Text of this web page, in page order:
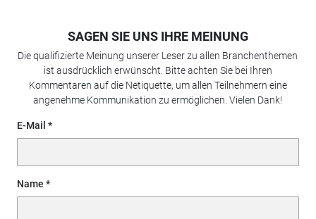
SAGEN SIE UNS IHRE MEINUNG
Die qualifizierte Meinung unserer Leser zu allen Branchenthemen
ist ausdrücklich erwünscht. Bitte achten Sie bei Ihren
Kommentaren auf die Netiquette, um allen Teilnehmern eine
angenehme Kommunikation zu ermöglichen. Vielen Dank!
E-Mail
Name